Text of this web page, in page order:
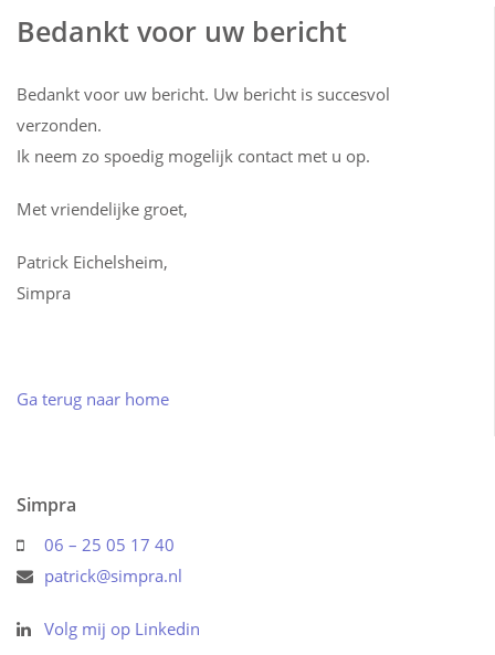
Bedankt voor uw bericht
Bedankt voor uw bericht. Uw bericht is succesvol
verzonden.
Ik neem zo spoedig mogelijk contact met u op.
Met vriendelijke groet,
Patrick Eichelsheim,
Simpra
Ga terug naar home
Simpra
06 – 25 05 17 40
patrick@simpra.nl
Volg mij op Linkedin